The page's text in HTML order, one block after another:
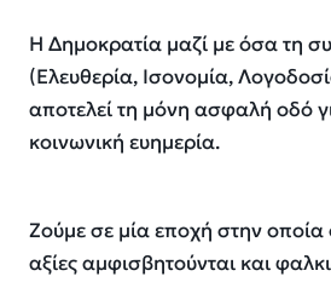
Η Δημοκρατία μαζί με όσα τη
(Ελευθερία, Ισονομία,
αποτελεί τη μόνη ασφαλή οδό
κοινωνική ευημερία.
Ζούμε σε μία εποχή στην οποία
αξίες αμφισβητούνται και